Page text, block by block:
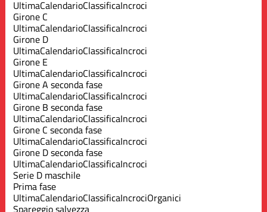
UltimaCalendarioClassificaIncroci
Girone C
UltimaCalendarioClassificaIncroci
Girone D
UltimaCalendarioClassificaIncroci
Girone E
UltimaCalendarioClassificaIncroci
Girone A seconda fase
UltimaCalendarioClassificaIncroci
Girone B seconda fase
UltimaCalendarioClassificaIncroci
Girone C seconda fase
UltimaCalendarioClassificaIncroci
Girone D seconda fase
UltimaCalendarioClassificaIncroci
Serie D maschile
Prima fase
UltimaCalendarioClassificaIncrociOrganici
Spareggio salvezza